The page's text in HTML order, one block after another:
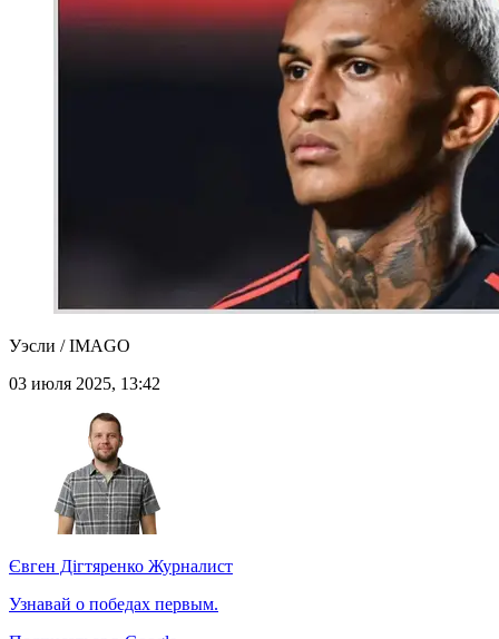
Уэсли / IMAGO
03 июля 2025, 13:42
Євген Дігтяренко Журналист
Узнавай о победах первым.